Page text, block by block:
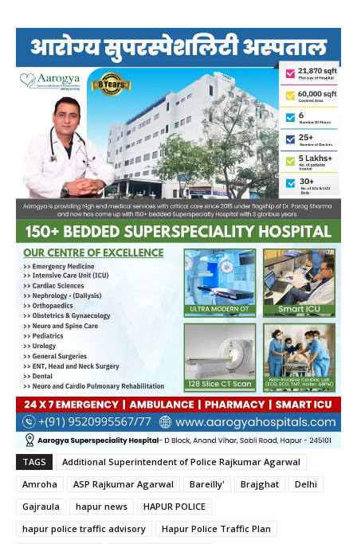
TAGS
Additional Superintendent of Police Rajkumar Agarwal
Amroha
ASP Rajkumar Agarwal Bareilly' Brajghat
Delhi
Gajraula
hapur news
HAPUR POLICE
hapur police traffic advisory
Hapur Police Traffic Plan